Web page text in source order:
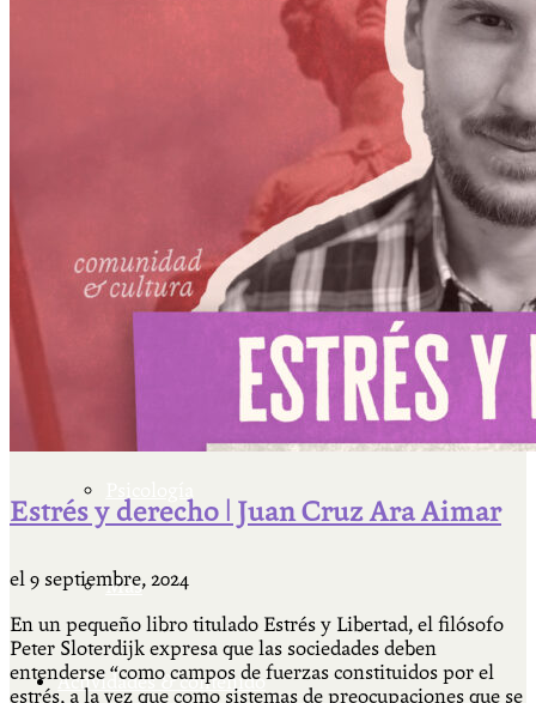
Literatura
Más
Actividades & contenido
Estrés y derecho | Juan Cruz Ara Aimar
el 9 septiembre, 2024
En un pequeño libro titulado Estrés y Libertad, el filósofo
Peter Sloterdijk expresa que las sociedades deben
entenderse “como campos de fuerzas constituidos por el
estrés, a la vez que como sistemas de preocupaciones que se